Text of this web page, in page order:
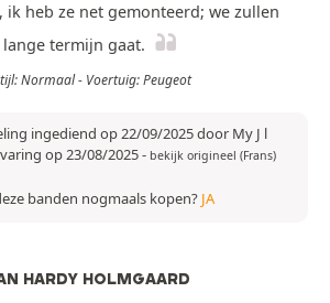
ik heb ze net gemonteerd; we zullen
termijn gaat.
Normaal - Voertuig: Peugeot
ingediend op 22/09/2025 door My J l
op 23/08/2025- bekijk origineel (Frans)
banden nogmaals kopen? JA
HARDY HOLMGAARD